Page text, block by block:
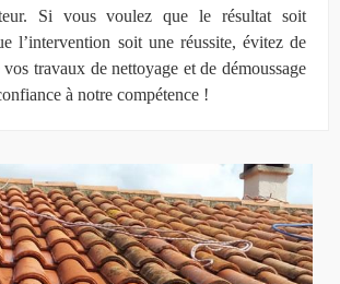
Si vous voulez que le résultat soit
l’intervention soit une réussite, évitez de
travaux de nettoyage et de démoussage
à notre compétence !